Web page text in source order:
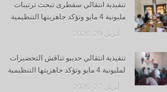
تنفيذية انتقالي سقطرى تبحث ترتيبات
مليونية 4 مايو وتؤكد جاهزيتها التنظيمية
أبريل 29, 2026
تنفيذية انتقالي حديبو تناقش التحضيرات
لمليونية 4 مايو وتؤكد جاهزيتها التنظيمية
أبريل 27, 2026